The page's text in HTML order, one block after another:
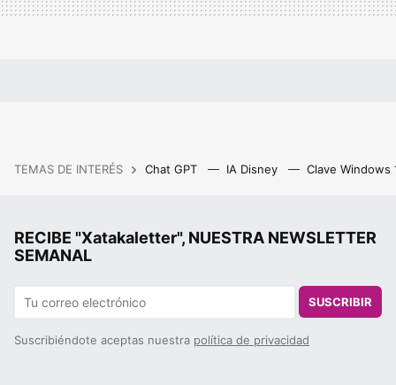
TEMAS DE INTERÉS Chat GPT IA Disney Clave Windows
RECIBE "Xatakaletter", NUESTRA NEWSLETTER
SEMANAL
SUSCRIBIR
Suscribiéndote aceptas nuestra política de privacidad